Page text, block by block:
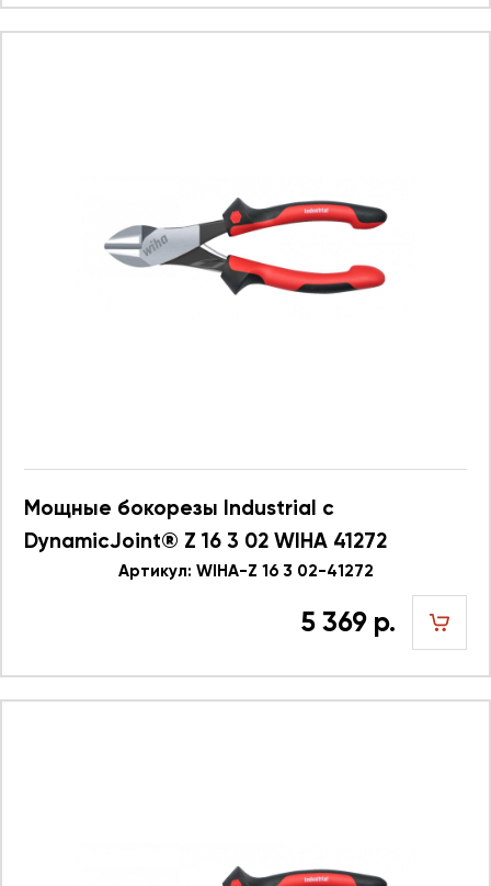
Мощные бокорезы Industrial с
DynamicJoint® Z 16 3 02 WIHA 41272
Артикул: WIHA-Z 16 3 02-41272
5 369 р.